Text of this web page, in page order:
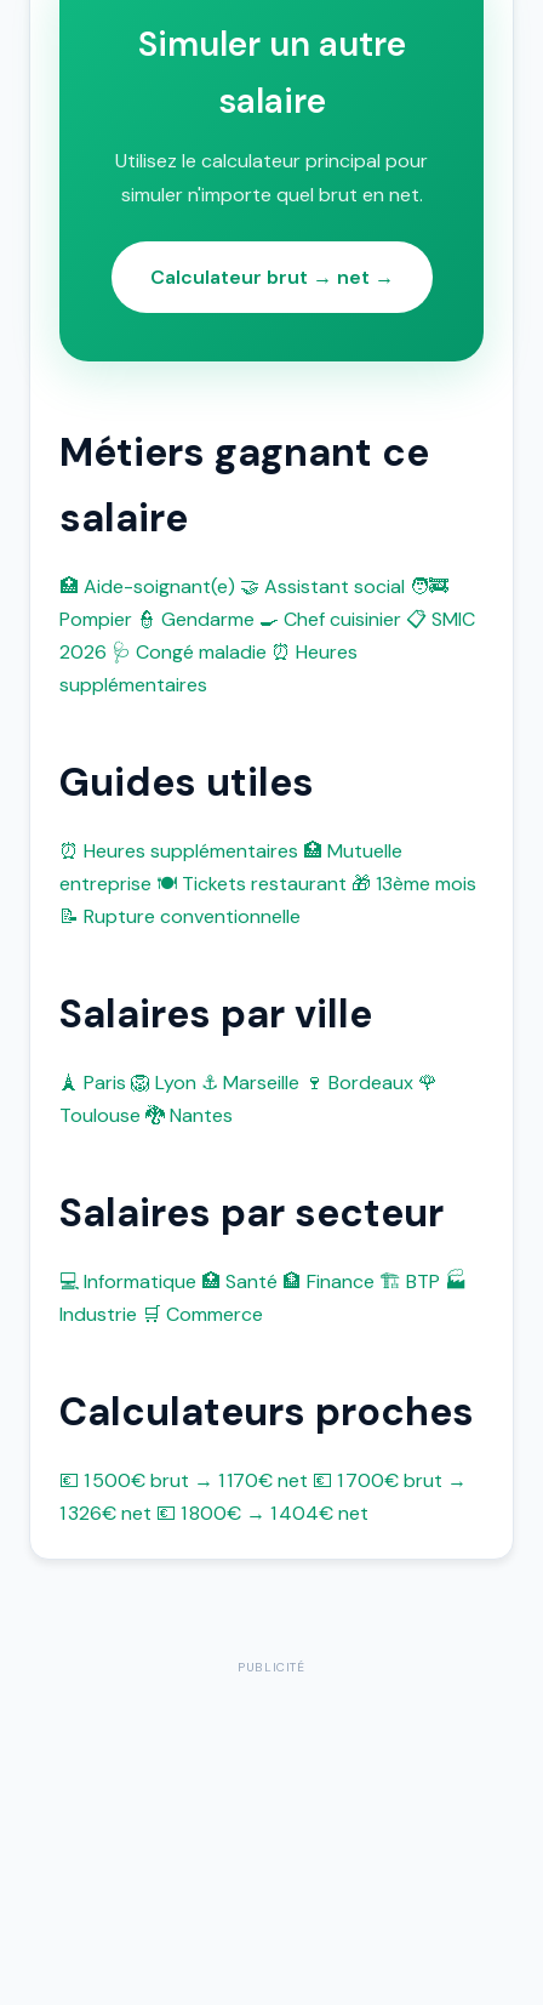
Simuler un autre
salaire
Utilisez le calculateur principal pour
simuler n'importe quel brut en net.
Calculateur brut → net →
Métiers gagnant ce
salaire
🏥 Aide-soignant(e) 🤝 Assistant social 🧑‍🚒
Pompier 👮 Gendarme 🍳 Chef cuisinier 📋 SMIC
2026 🩺 Congé maladie ⏰ Heures
supplémentaires
Guides utiles
⏰ Heures supplémentaires 🏥 Mutuelle
entreprise 🍽️ Tickets restaurant 🎁 13ème mois
📝 Rupture conventionnelle
Salaires par ville
🗼 Paris 🦁 Lyon ⚓ Marseille 🍷 Bordeaux 🌹
Toulouse 🐉 Nantes
Salaires par secteur
💻 Informatique 🏥 Santé 🏦 Finance 🏗️ BTP 🏭
Industrie 🛒 Commerce
Calculateurs proches
💶 1 500€ brut → 1 170€ net 💶 1 700€ brut →
1 326€ net 💶 1 800€ → 1 404€ net
PUBLICITÉ